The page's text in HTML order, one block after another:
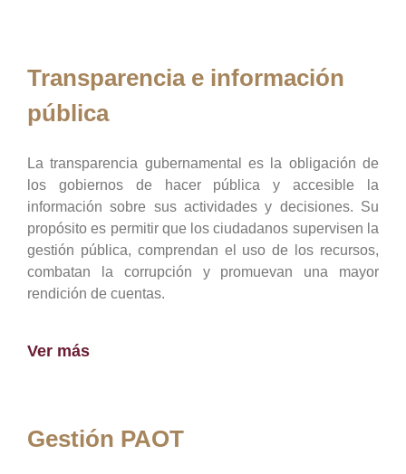
Transparencia e información
pública
La transparencia gubernamental es la obligación de
los gobiernos de hacer pública y accesible la
información sobre sus actividades y decisiones. Su
propósito es permitir que los ciudadanos supervisen la
gestión pública, comprendan el uso de los recursos,
combatan la corrupción y promuevan una mayor
rendición de cuentas.
Ver más
Gestión PAOT